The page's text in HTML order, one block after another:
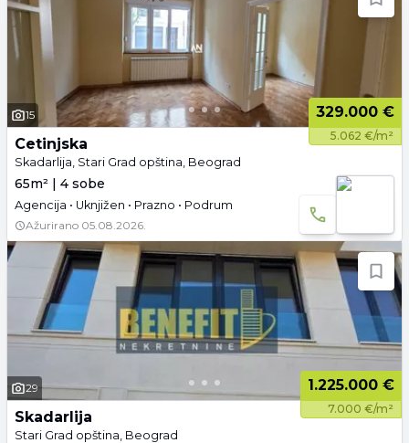
15 329.000 €
5.062 €/m²
Cetinjska
Skadarlija, Stari Grad opština, Beograd
65m² | 4 sobe
Agencija • Uknjižen • Prazno • Podrum
Ažurirano 05.08.2026.
29 1.225.000 €
7.000 €/m²
Skadarlija
Stari Grad opština, Beograd